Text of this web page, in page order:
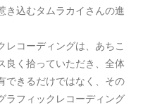
き込むタムラカイさんの進
レコーディングは、あちこ
良く拾っていただき、全体
できるだけではなく、その
ラフィックレコーディング